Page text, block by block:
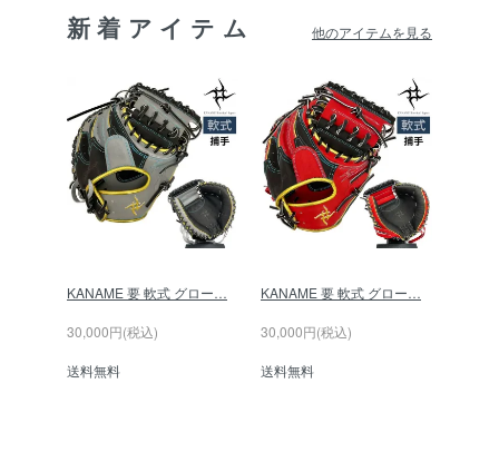
新着アイテム 他のアイテムを見る
KANAME 要 軟式 グロー…
30,000円(税込)
送料無料
KANAME 要 軟式 グロー…
30,000円(税込)
送料無料